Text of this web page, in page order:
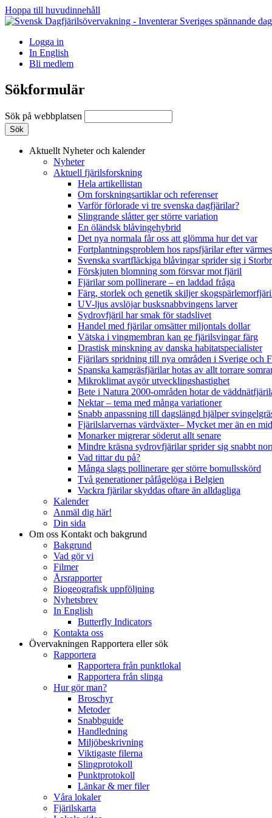
Hoppa till huvudinnehåll
Logga in
In English
Bli medlem
Sökformulär
Sök på webbplatsen
Aktuellt Nyheter och kalender
Nyheter
Aktuell fjärilsforskning
Hela artikellistan
Om forskningsartiklar och referenser
Varför förlorade vi tre svenska dagfjärilar?
Slingrande slåtter ger större variation
En öländsk blåvingehybrid
Det nya normala får oss att glömma hur det var
Fortplantningsproblem hos rapsfjärilar efter
Svenska svartfläckiga blåvingar sprider sig i
Förskjuten blomning som försvar mot fjäril
Fjärilar som pollinerare – en laddad fråga
Färg, storlek och genetik skiljer
UV-ljus avslöjar busksnabbvingens larver
Sydrovfjäril har smak för stadslivet
Handel med fjärilar omsätter miljontals dollar
Vätska i vingmembran kan ge fjärilsvingar färg
Drastisk minskning av danska habitatspecialister
Fjärilars spridning till nya områden i Sverige och
Spanska kamgräsfjärilar hotas av allt torrare
Mikroklimat avgör utvecklingshastighet
Bete i Natura 2000-områden hotar de
Nektar – tema med många variationer
Snabb anpassning till dagslängd hjälper
Fjärilslarvernas värdväxter– Mycket mer än en
Monarker migrerar söderut allt senare
Mindre kräsna sydrovfjärilar sprider sig snabbt
Vad tittar du på?
Många slags pollinerare ger större bomullsskörd
Två generationer påfågelöga i Belgien
Vackra fjärilar skyddas oftare än alldagliga
Kalender
Anmäl dig här!
Din sida
Om oss Kontakt och bakgrund
Bakgrund
Vad gör vi
Filmer
Årsrapporter
Biogeografisk uppföljning
Nyhetsbrev
In English
Butterfly Indicators
Kontakta oss
Övervakningen Rapportera eller sök
Rapportera
Rapportera från punktlokal
Rapportera från slinga
Hur gör man?
Broschyr
Metoder
Snabbguide
Handledning
Miljöbeskrivning
Viktigaste filerna
Slingprotokoll
Punktprotokoll
Länkar & mer filer
Våra lokaler
Fjärilskarta